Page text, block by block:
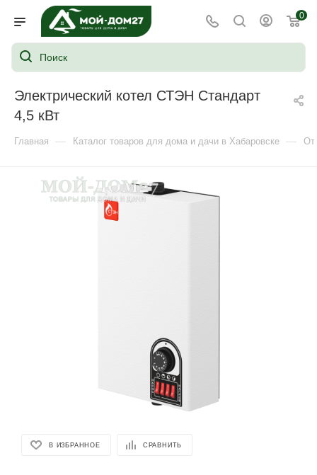
0
Электрический котел СТЭН Стандарт
4,5 кВт
Главная — Каталог товаров для дома и дачи в Хабаровске —
В ИЗБРАННОЕ СРАВНИТЬ